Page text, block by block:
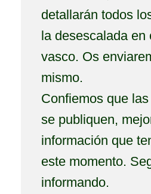
detallarán todos
la desescalada en
vasco. Os
mismo.
Confiemos que
se publiquen,
información que
este momento.
informando.